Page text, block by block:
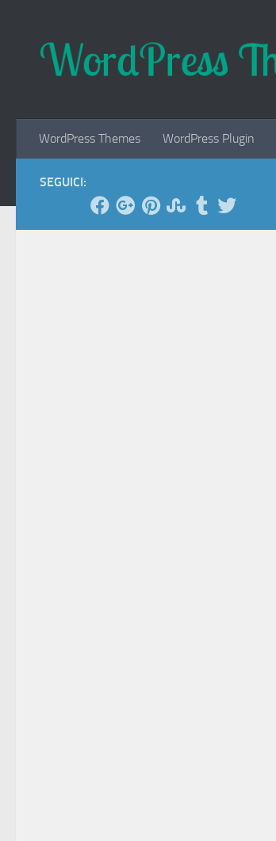
WordPress Themes WordPress Plugin
SEGUICI: